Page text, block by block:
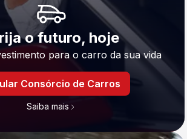
o futuro, hoje
para o carro da sua vida
Consórcio de Carros
Saiba mais